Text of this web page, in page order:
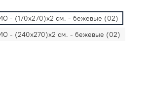
Шторы легкие ЭЛИО - (170х270)х2 см. - бежевые (02)
Шторы легкие ЭЛИО - (240х270)х2 см. - бежевые (02)